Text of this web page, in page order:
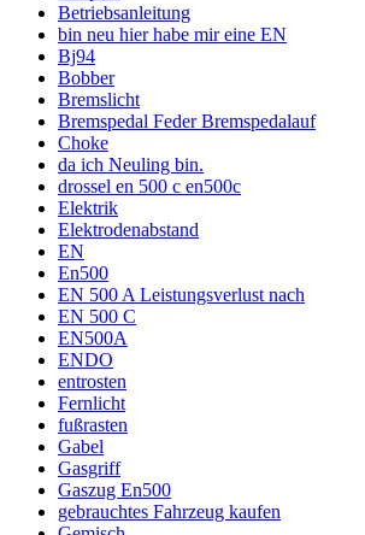
Betriebsanleitung
bin neu hier habe mir eine EN
Bj94
Bobber
Bremslicht
Bremspedal Feder Bremspedalauf
Choke
da ich Neuling bin.
drossel en 500 c en500c
Elektrik
Elektrodenabstand
EN
En500
EN 500 A Leistungsverlust nach
EN 500 C
EN500A
ENDO
entrosten
Fernlicht
fußrasten
Gabel
Gasgriff
Gaszug En500
gebrauchtes Fahrzeug kaufen